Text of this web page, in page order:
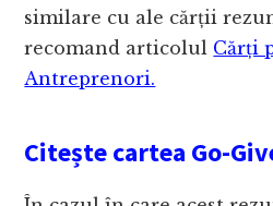
similare cu ale cărții
recomand articolul Cărți
Antreprenori.
Citește cartea Go-